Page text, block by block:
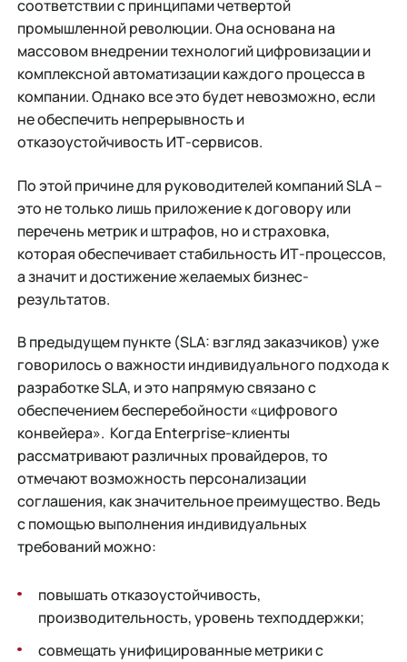
соответствии с принципами четвертой
промышленной революции. Она основана на
массовом внедрении технологий цифровизации и
комплексной автоматизации каждого процесса в
компании. Однако все это будет невозможно, если
не обеспечить непрерывность и
отказоустойчивость ИТ-сервисов.
По этой причине для руководителей компаний SLA –
это не только лишь приложение к договору или
перечень метрик и штрафов, но и страховка,
которая обеспечивает стабильность ИТ-процессов,
а значит и достижение желаемых бизнес-
результатов.
В предыдущем пункте (SLA: взгляд заказчиков) уже
говорилось о важности индивидуального подхода к
разработке SLA, и это напрямую связано с
обеспечением бесперебойности «цифрового
конвейера». Когда Enterprise-клиенты
рассматривают различных провайдеров, то
отмечают возможность персонализации
соглашения, как значительное преимущество. Ведь
с помощью выполнения индивидуальных
требований можно:
повышать отказоустойчивость,
производительность, уровень техподдержки;
совмещать унифицированные метрики с